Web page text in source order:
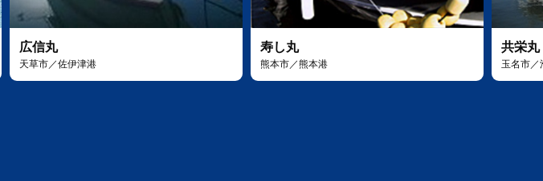
広信丸
天草市／佐伊津港
寿し丸
熊本市／熊本港
共栄丸
玉名市／